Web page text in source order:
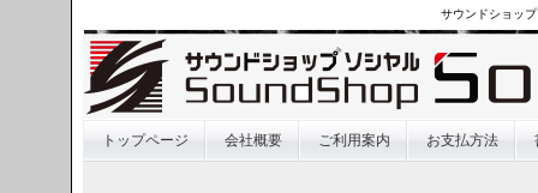
サウンドショッ
トップページ 会社概要 ご利用案内 お支払方法